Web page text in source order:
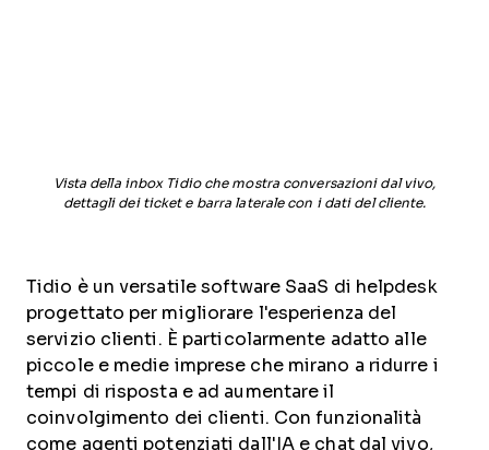
Vista della inbox Tidio che mostra conversazioni dal vivo,
dettagli dei ticket e barra laterale con i dati del cliente.
Tidio è un versatile software SaaS di helpdesk
progettato per migliorare l'esperienza del
servizio clienti. È particolarmente adatto alle
piccole e medie imprese che mirano a ridurre i
tempi di risposta e ad aumentare il
coinvolgimento dei clienti. Con funzionalità
come agenti potenziati dall'IA e chat dal vivo,